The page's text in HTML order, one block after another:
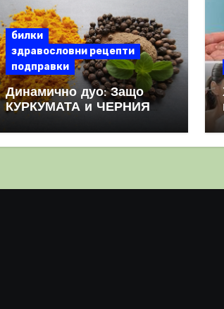
билки
здравословни рецепти
подправки
Динамично дуо: Защо
КУРКУМАТА и ЧЕРНИЯ
комбинация